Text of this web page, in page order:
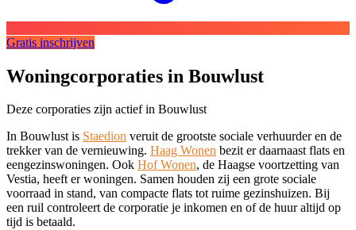
Gratis inschrijven
Woningcorporaties in Bouwlust
Deze corporaties zijn actief in Bouwlust
In Bouwlust is Staedion veruit de grootste sociale verhuurder en de
trekker van de vernieuwing. Haag Wonen bezit er daarnaast flats en
eengezinswoningen. Ook Hof Wonen, de Haagse voortzetting van
Vestia, heeft er woningen. Samen houden zij een grote sociale
voorraad in stand, van compacte flats tot ruime gezinshuizen. Bij
een ruil controleert de corporatie je inkomen en of de huur altijd op
tijd is betaald.